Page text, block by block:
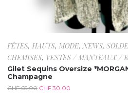
FÊTES, HAUTS, MODE,NEWS,
CHEMISES, VESTES / MANTEAUX /
Gilet Sequins Oversize
Champagne
CHF65.00 CHF 30.00